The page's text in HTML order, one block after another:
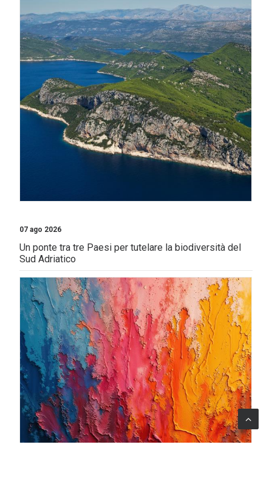
07 ago 2026
Un ponte tra tre Paesi per tutelare la biodiversità del
Sud Adriatico